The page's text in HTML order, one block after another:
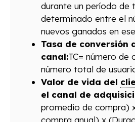
durante un período de
determinado entre el
nuevos ganados en
Tasa de conversión
canal:TC= número de
número total de
Valor de vida del
el canal de
promedio de compra)
compra anual) x